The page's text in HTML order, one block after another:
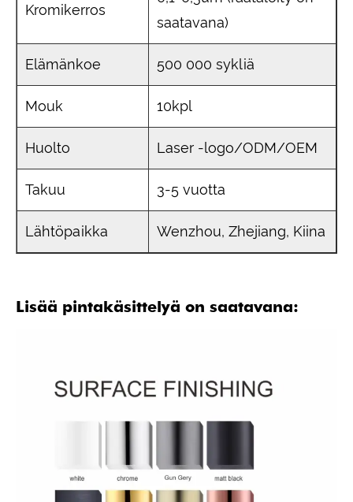
Kromikerros
saatavana)
Elämänkoe 500 000 sykliä
Mouk 10kpl
Huolto Laser -logo/ODM/OEM
Takuu 3-5 vuotta
Lähtöpaikka Wenzhou, Zhejiang, Kiina
Lisää pintakäsittelyä on saatavana: